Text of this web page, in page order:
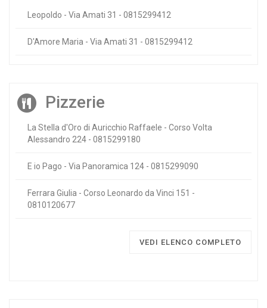
Leopoldo - Via Amati 31 - 0815299412
D'Amore Maria - Via Amati 31 - 0815299412
Pizzerie
La Stella d'Oro di Auricchio Raffaele - Corso Volta
Alessandro 224 - 0815299180
E io Pago - Via Panoramica 124 - 0815299090
Ferrara Giulia - Corso Leonardo da Vinci 151 -
0810120677
VEDI ELENCO COMPLETO